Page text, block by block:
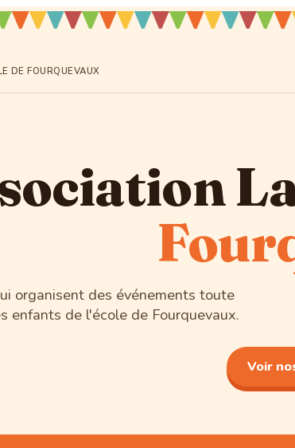
DE FOURQUEVAUX
organisent des événements toute
enfants de l'école de Fourquevaux.
Voir